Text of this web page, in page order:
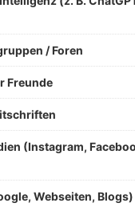
/ Foren
Freunde
(Instagram,
Webseiten, Blogs)